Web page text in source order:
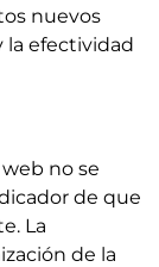
nuevos
la efectividad
no se
de que
La
de la